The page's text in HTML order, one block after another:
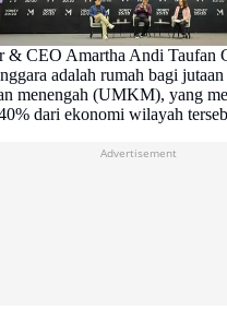
& CEO Amartha Andi Taufan
adalah rumah bagi
menengah (UMKM), yang
dari ekonomi wilayah
Advertisement